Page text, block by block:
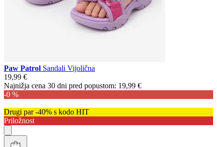
Paw Patrol Sandali Vijolična
19,99 €
Najnižja cena 30 dni pred popustom: 19,99 €
-0 %
Drugi par -40% s kodo HIT
Priložnost